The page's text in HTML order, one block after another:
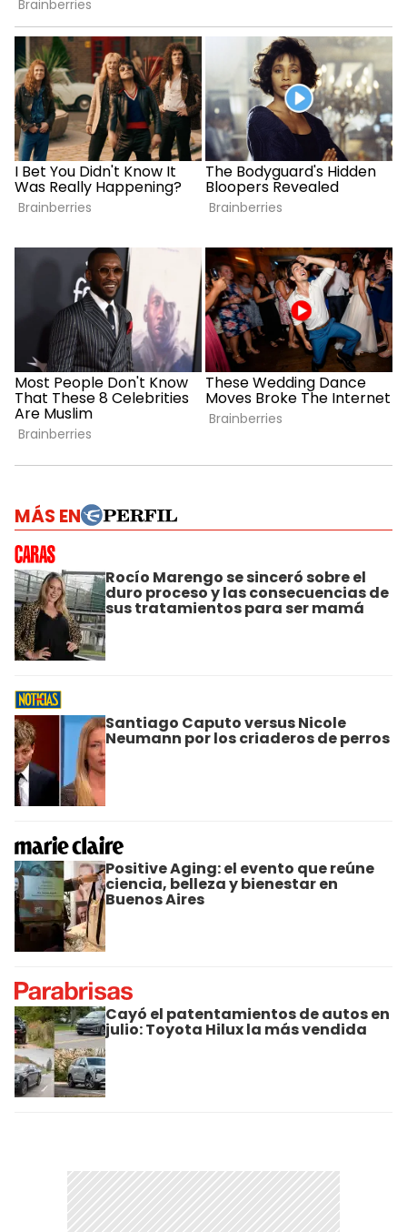
MÁS EN
Rocío Marengo se sinceró sobre el
duro proceso y las consecuencias de
sus tratamientos para ser mamá
Santiago Caputo versus Nicole
Neumann por los criaderos de perros
Positive Aging: el evento que reúne
ciencia, belleza y bienestar en
Buenos Aires
Cayó el patentamientos de autos en
julio: Toyota Hilux la más vendida